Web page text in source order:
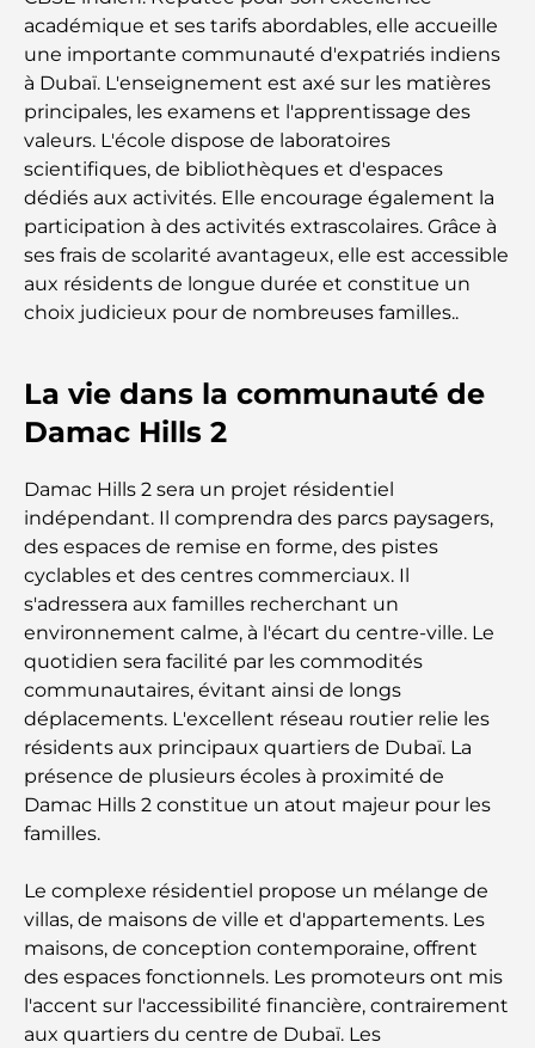
Déménager à Dubaï depuis l'Australie : Guide
complet du déménagement
Safari de luxe d'une nuit dans le désert de Dubaï :
une escapade haut de gamme
Les voitures les plus chères de Tesla : l'innovation
au service de la performance
Restaurants Al Wasl : les restaurants les plus
célèbres de Dubaï
Les 10 pays les plus riches du monde
Activités à faire avec des enfants à Dubaï : un
guide complet pour les familles
Les meilleurs complexes hôteliers balnéaires de
Dubaï pour une escapade de luxe
Lieux romantiques à Dubaï pour des moments
inoubliables
Les meilleures options de séjour à Dubaï : Hôtels
et complexes hôteliers de premier plan
Meilleurs restaurants pour un déjeuner d'affaires
au DIFC
Les marques de vêtements les plus chères au
monde
Architecture ottomane : un riche héritage d'art,
de culture et d'empire
académique et ses tarifs abordables, elle accueille
une importante communauté d'expatriés indiens
à Dubaï. L'enseignement est axé sur les matières
principales, les examens et l'apprentissage des
valeurs. L'école dispose de laboratoires
scientifiques, de bibliothèques et d'espaces
dédiés aux activités. Elle encourage également la
participation à des activités extrascolaires. Grâce à
ses frais de scolarité avantageux, elle est accessible
aux résidents de longue durée et constitue un
choix judicieux pour de nombreuses familles..
La vie dans la communauté de
Damac Hills 2
Damac Hills 2 sera un projet résidentiel
indépendant. Il comprendra des parcs paysagers,
des espaces de remise en forme, des pistes
cyclables et des centres commerciaux. Il
s'adressera aux familles recherchant un
environnement calme, à l'écart du centre-ville. Le
quotidien sera facilité par les commodités
communautaires, évitant ainsi de longs
déplacements. L'excellent réseau routier relie les
résidents aux principaux quartiers de Dubaï. La
présence de plusieurs écoles à proximité de
Damac Hills 2 constitue un atout majeur pour les
familles.
Le complexe résidentiel propose un mélange de
villas, de maisons de ville et d'appartements. Les
maisons, de conception contemporaine, offrent
des espaces fonctionnels. Les promoteurs ont mis
l'accent sur l'accessibilité financière, contrairement
aux quartiers du centre de Dubaï. Les